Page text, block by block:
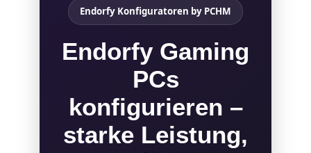
Endorfy Konfiguratoren by PCHM
Endorfy Gaming
PCs
konfigurieren –
starke Leistung,